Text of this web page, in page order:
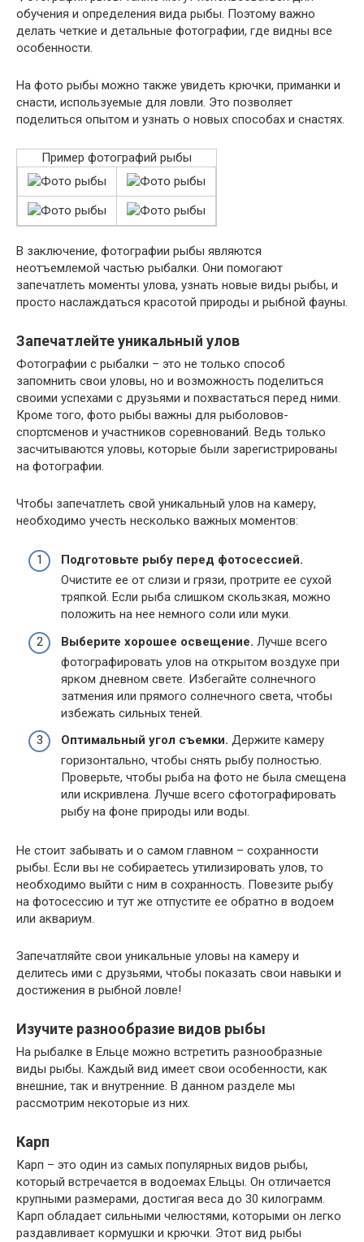
обучения и определения вида рыбы. Поэтому важно
делать четкие и детальные фотографии, где видны все
особенности.
На фото рыбы можно также увидеть крючки, приманки и
снасти, используемые для ловли. Это позволяет
поделиться опытом и узнать о новых способах и снастях.
Пример фотографий рыбы
В заключение, фотографии рыбы являются
неотъемлемой частью рыбалки. Они помогают
запечатлеть моменты улова, узнать новые виды рыбы, и
просто наслаждаться красотой природы и рыбной фауны.
Запечатлейте уникальный улов
Фотографии с рыбалки – это не только способ
запомнить свои уловы, но и возможность поделиться
своими успехами с друзьями и похвастаться перед ними.
Кроме того, фото рыбы важны для рыболовов-
спортсменов и участников соревнований. Ведь только
засчитываются уловы, которые были зарегистрированы
на фотографии.
Чтобы запечатлеть свой уникальный улов на камеру,
необходимо учесть несколько важных моментов:
Подготовьте рыбу перед фотосессией.
Очистите ее от слизи и грязи, протрите ее сухой
тряпкой. Если рыба слишком скользкая, можно
положить на нее немного соли или муки.
Выберите хорошее освещение. Лучше всего
фотографировать улов на открытом воздухе при
ярком дневном свете. Избегайте солнечного
затмения или прямого солнечного света, чтобы
избежать сильных теней.
Оптимальный угол съемки. Держите камеру
горизонтально, чтобы снять рыбу полностью.
Проверьте, чтобы рыба на фото не была смещена
или искривлена. Лучше всего сфотографировать
рыбу на фоне природы или воды.
Не стоит забывать и о самом главном – сохранности
рыбы. Если вы не собираетесь утилизировать улов, то
необходимо выйти с ним в сохранность. Повезите рыбу
на фотосессию и тут же отпустите ее обратно в водоем
или аквариум.
Запечатляйте свои уникальные уловы на камеру и
делитесь ими с друзьями, чтобы показать свои навыки и
достижения в рыбной ловле!
Изучите разнообразие видов рыбы
На рыбалке в Ельце можно встретить разнообразные
виды рыбы. Каждый вид имеет свои особенности, как
внешние, так и внутренние. В данном разделе мы
рассмотрим некоторые из них.
Карп
Карп – это один из самых популярных видов рыбы,
который встречается в водоемах Ельцы. Он отличается
крупными размерами, достигая веса до 30 килограмм.
Карп обладает сильными челюстями, которыми он легко
раздавливает кормушки и крючки. Этот вид рыбы